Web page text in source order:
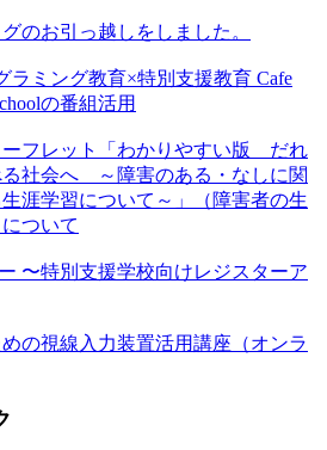
のお引っ越しをしました。
ラミング教育×特別支援教育 Cafe
の番組活用
ーフレット「わかりやすい版 だれ
る社会へ ～障害のある・なしに関
涯学習について～」（障害者の生
ついて
ー 〜特別支援学校向けレジスターア
の視線入力装置活用講座（オンラ